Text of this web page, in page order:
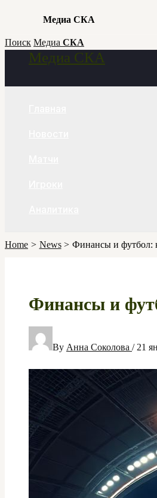
Медиа СКА
Skip
Поиск Медиа СКА
Медиа СКА
Home News Финансы и футбол:
Финансы и
By Анна Соколова / 21